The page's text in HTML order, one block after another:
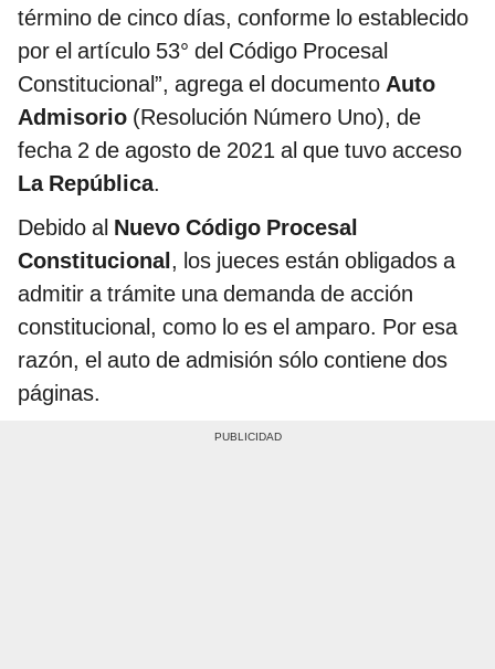
término de cinco días, conforme lo establecido
por el artículo 53° del Código Procesal
Constitucional”, agrega el documento Auto
Admisorio (Resolución Número Uno), de
fecha 2 de agosto de 2021 al que tuvo acceso
La República.
Debido al Nuevo Código Procesal
Constitucional, los jueces están obligados a
admitir a trámite una demanda de acción
constitucional, como lo es el amparo. Por esa
razón, el auto de admisión sólo contiene dos
páginas.